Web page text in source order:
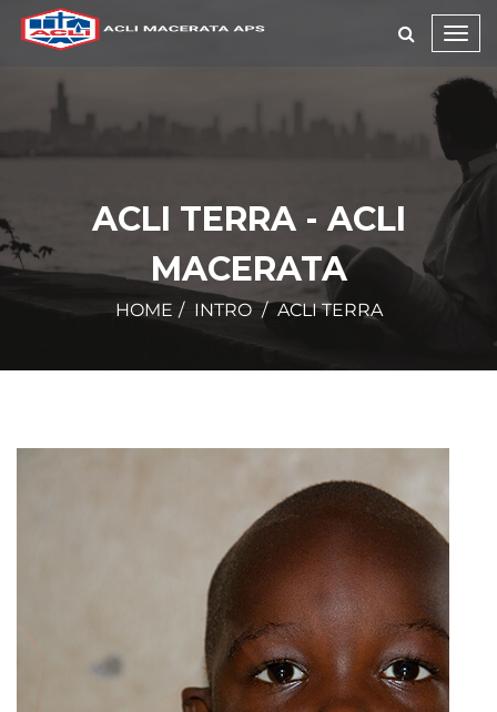
ACLI TERRA - ACLI
MACERATA
HOME INTRO ACLI TERRA